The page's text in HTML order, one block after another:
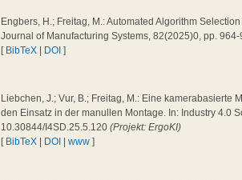
Engbers, H.; Freitag, M.: Automated Algorithm
Journal of Manufacturing Systems, 82(2025)0, pp.
[ BibTeX DOI ]
Liebchen, J.; Vur, B.; Freitag, M.: Eine
den Einsatz in der manullen Montage. In: Industry 4.0
10.30844/I4SD.25.5.120(Projekt: ErgoKI)
[ BibTeX DOI |www ]